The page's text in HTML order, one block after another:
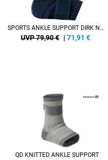
SPORTS ANKLE SUPPORT DIRK NOWITZKI
UVP 79,90 € | 71,91 €
QD KNITTED ANKLE SUPPORT